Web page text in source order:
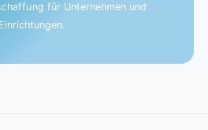
für Unternehmen und
Einrichtungen.